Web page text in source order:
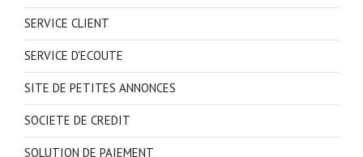
SERVICE CLIENT
SERVICE D'ECOUTE
SITE DE PETITES ANNONCES
SOCIETE DE CREDIT
SOLUTION DE PAIEMENT